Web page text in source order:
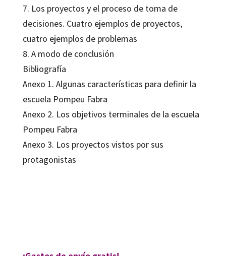
7. Los proyectos y el proceso de toma de
decisiones. Cuatro ejemplos de proyectos,
cuatro ejemplos de problemas
8. A modo de conclusión
Bibliografía
Anexo 1. Algunas características para definir la
escuela Pompeu Fabra
Anexo 2. Los objetivos terminales de la escuela
Pompeu Fabra
Anexo 3. Los proyectos vistos por sus
protagonistas